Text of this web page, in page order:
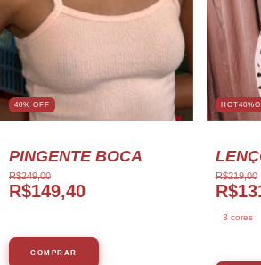
40% OFF
PINGENTE BOCA
R$249,00
R$149,40
COMPRAR
R$219,00
3 cores